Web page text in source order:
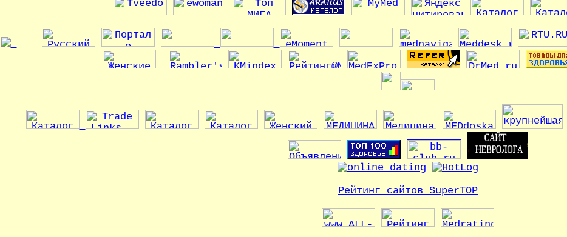
Рейтинг сайтов SuperTOP